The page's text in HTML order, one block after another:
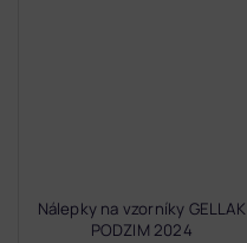
Nálepky na vzorníky GELLAK
PODZIM 2024